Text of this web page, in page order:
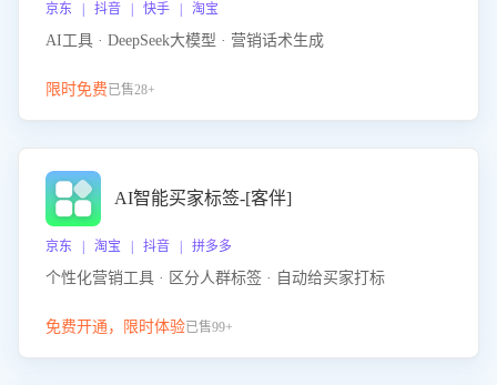
京东 | 抖音 | 快手 | 淘宝
AI工具 · DeepSeek大模型 · 营销话术生成
限时免费已售28+
AI智能买家标签-[客伴]
京东 | 淘宝 | 抖音 | 拼多多
个性化营销工具 · 区分人群标签 · 自动给买家打标
免费开通，限时体验已售99+